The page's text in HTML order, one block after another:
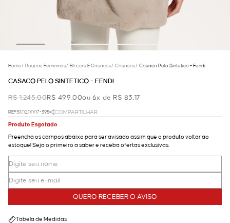
Home/ Roupas Femininas/ Blazers E Casacos/ Casacos/ Casaco Pelo Sintetico - Fendi
CASACO PELO SINTETICO - FENDI
R$ 1.245,00R$ 499,00ou 6x de R$ 83,17
REF.51.02.0007-395
COMPARTILHAR
Produto Esgotado
Preencha os campos abaixo para ser avisado assim que o produto voltar ao
estoque! Seja o primeiro a saber e receba ofertas exclusivas.
QUERO RECEBER O AVISO
Tabela de Medidas